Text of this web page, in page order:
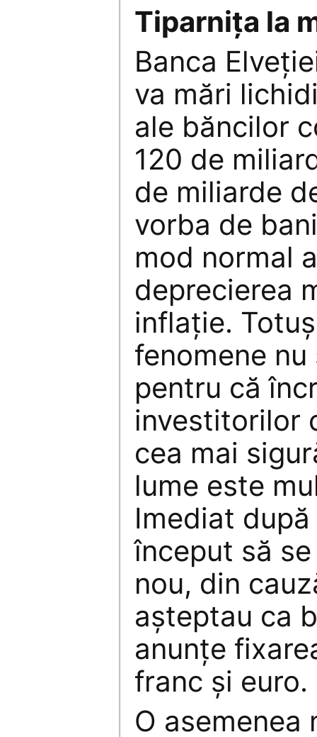
Tiparniţa la
Banca
va mări
ale băncilor
120 de
de miliarde
vorba de
mod normal
deprecierea
inflaţie.
fenomene
pentru că
investitorilor
cea mai
lume este
Imediat
început să
nou, din
aşteptau ca
anunţe
franc şi euro.
O asemenea